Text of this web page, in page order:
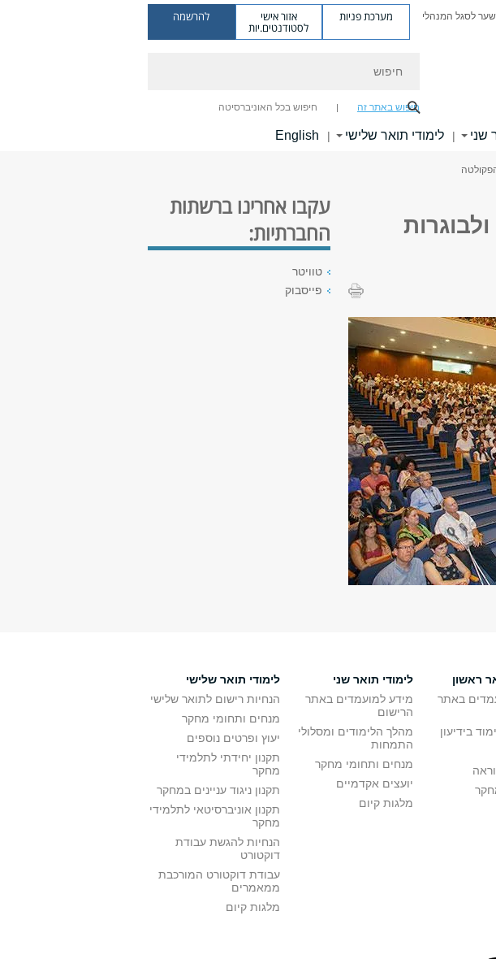
שער לסגל המנהלי מערכת פניות אזור אישי
לסטודנטים.יות
להרשמה
חיפוש באתר זה חיפוש בכל האוניברסיטה
שני | לימודי תואר שלישי |
English
לבוגרי ולבוגרות
עקבו אחרינו ברשתות
החברתיות:
טוויטר
פייסבוק
ראשון
באתר
בידיעון
לימודי תואר שני
מידע למועמדים באתר
הרישום
מהלך הלימודים ומסלולי
התמחות
מנחים ותחומי מחקר
יועצים אקדמיים
מלגות קיום
לימודי תואר שלישי
הנחיות רישום לתואר שלישי
מנחים ותחומי מחקר
יעוץ ופרטים נוספים
תקנון יחידתי לתלמידי
מחקר
תקנון ניגוד עניינים במחקר
תקנון אוניברסיטאי לתלמידי
מחקר
הנחיות להגשת עבודת
דוקטורט
עבודת דוקטורט המורכבת
ממאמרים
מלגות קיום